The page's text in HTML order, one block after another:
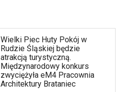
Wielki Piec Huty Pokój w
Rudzie Śląskiej będzie
atrakcją turystyczną.
Międzynarodowy konkurs
zwyciężyła eM4 Pracownia
Architektury Brataniec